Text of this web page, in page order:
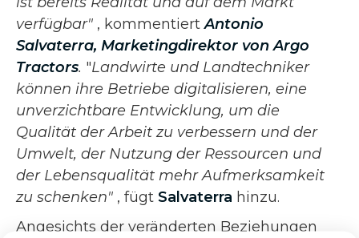
verfügbar" , kommentiertAntonio
Salvaterra, Marketingdirektor von Argo
Tractors. "Landwirte und Landtechniker
können ihre Betriebe digitalisieren, eine
unverzichtbare Entwicklung, um die
Qualität der Arbeit zu verbessern und der
Umwelt, der Nutzung der Ressourcen und
der Lebensqualität mehr Aufmerksamkeit
zu schenken" , fügt Salvaterra hinzu.
Angesichts der veränderten Beziehungen